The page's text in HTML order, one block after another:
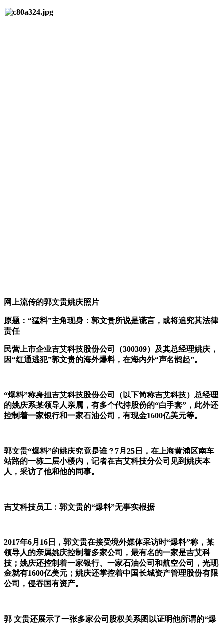
网上流传的郭文贵姚庆照片
原题：“猛料”主角现身：郭文贵所说是谎言，或将追究其法律
责任
民营上市企业吉艾科技股份公司（300309）及其总经理姚庆，
因“红通逃犯”郭文贵的海外爆料，在海内外“声名鹊起”。
“爆料”称身担吉艾科技股份公司（以下简称吉艾科技）总经理
的姚庆系某领导人亲属，有多个代持股份的“白手套”，此外还
控制着一家银行和一家石油公司，有现金1600亿美元等。
郭文贵“爆料”的姚庆究竟是谁？7月25日，在上海黄浦区南车
站路的一栋二层小楼内，记者在吉艾科技分公司见到姚庆本
人，采访了他和他的同事。
吉艾科技员工：郭文贵的“爆料”无事实根据
2017年6月16日，郭文贵在接受境外媒体采访时“爆料”称，某
领导人的亲属姚庆控制着多家公司，最有名的一家是吉艾科
技；姚庆还控制着一家银行、一家石油公司和航空公司，光现
金就有1600亿美元；姚庆还掌控着中国长城资产管理股份有限
公司，侵吞国有资产。
郭 文贵还展示了一张多家公司股权关系图以证明他所谓的“爆